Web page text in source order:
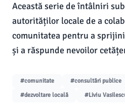
Această serie de întâlniri
autorităților locale de a
comunitatea pentru a
și a răspunde nevoilor
#comunitate #consultări publice
#dezvoltare locală
#Liviu